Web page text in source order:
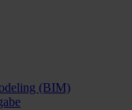
(BIM)